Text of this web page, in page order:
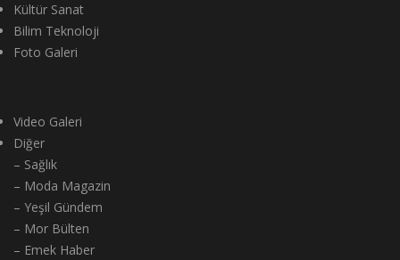
Kültür Sanat
Bilim Teknoloji
Foto Galeri
Video Galeri
Diğer
– Sağlık
– Moda Magazin
– Yeşil Gündem
– Mor Bülten
– Emek Haber